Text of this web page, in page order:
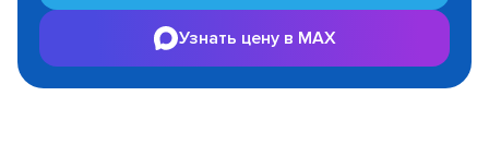
Узнать цену в MAX